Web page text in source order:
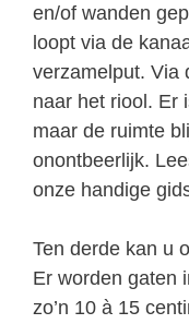
en/of wanden
loopt via de
verzamelput. Via
naar het riool. Er
maar de ruimte
onontbeerlijk.
onze handige
Ten derde kan u
Er worden gaten
zo’n 10 à 15